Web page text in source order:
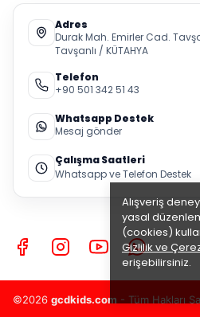
Alışveriş
yasal
(cookies)
Gizlilik ve
erişebilirsiniz.
Adres
Durak Mah. Emirler Cad.
Tavşanlı / KÜTAHYA
Telefon
+90 501 342 51 43
Whatsapp Destek
Mesaj gönder
Çalışma Saatleri
Whatsapp ve Telefon Destek
©2026 gcdkids.com - Tüm Hakları